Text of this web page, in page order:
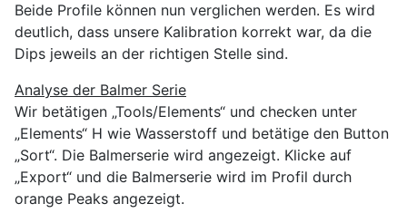
Beide Profile können nun verglichen werden. Es wird
deutlich, dass unsere Kalibration korrekt war, da die
Dips jeweils an der richtigen Stelle sind.
Analyse der Balmer Serie
Wir betätigen „Tools/Elements“ und checken unter
„Elements“ H wie Wasserstoff und betätige den Button
„Sort“. Die Balmerserie wird angezeigt. Klicke auf
„Export“ und die Balmerserie wird im Profil durch
orange Peaks angezeigt.